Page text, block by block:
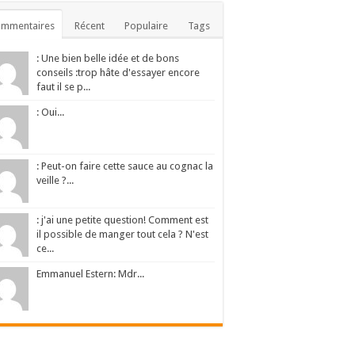
Récent Populaire Tags
: Une bien belle idée et de bons
conseils :trop hâte d'essayer encore
faut il se p...
: Oui...
: Peut-on faire cette sauce au cognac la
veille ?...
: j'ai une petite question! Comment est
il possible de manger tout cela ? N'est
ce...
Emmanuel Estern: Mdr...